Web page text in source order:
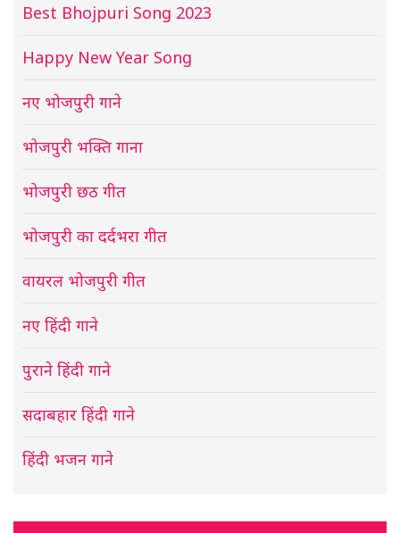
Best Bhojpuri Song 2023
Happy New Year Song
नए भोजपुरी गाने
भोजपुरी भक्ति गाना
भोजपुरी छठ गीत
भोजपुरी का दर्दभरा गीत
वायरल भोजपुरी गीत
नए हिंदी गाने
पुराने हिंदी गाने
सदाबहार हिंदी गाने
हिंदी भजन गाने